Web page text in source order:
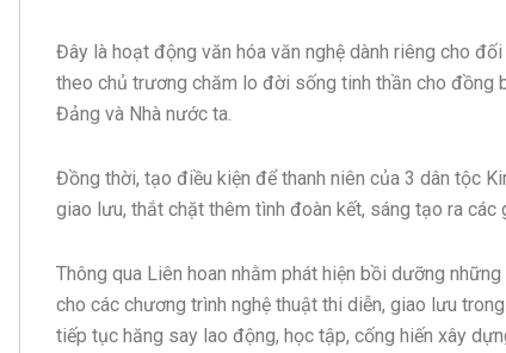
Đây là hoạt động văn hóa văn nghệ dành riêng cho
theo chủ trương chăm lo đời sống tinh thần cho đồng
Đảng và Nhà nước ta.
Đồng thời, tạo điều kiện để thanh niên của 3 dân tộc
giao lưu, thắt chặt thêm tình đoàn kết, sáng tạo ra các
Thông qua Liên hoan nhằm phát hiện bồi dưỡng
cho các chương trình nghệ thuật thi diễn, giao lưu
tiếp tục hăng say lao động, học tập, cống hiến xây